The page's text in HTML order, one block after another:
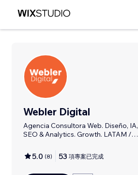
Webler Digital
Agencia Consultora Web. Diseño, IA,
SEO & Analytics. Growth. LATAM /
5.0 (8) 53 項專案已完成